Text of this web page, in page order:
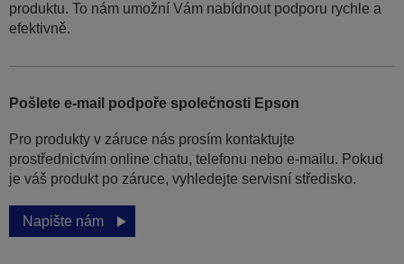
produktu. To nám umožní Vám nabídnout podporu rychle a
efektivně.
Pošlete e-mail podpoře společnosti Epson
Pro produkty v záruce nás prosím kontaktujte
prostřednictvím online chatu, telefonu nebo e-mailu. Pokud
je váš produkt po záruce, vyhledejte servisní středisko.
Napište nám